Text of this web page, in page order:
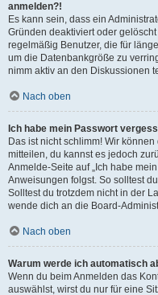
anmelden?!
Es kann sein, dass ein
Gründen deaktiviert oder
regelmäßig Benutzer, die für
um die Datenbankgröße zu
nimm aktiv an den Diskussionen
Nach oben
Ich habe mein Passwort
Das ist nicht schlimm! Wir
mitteilen, du kannst es jedoch
Anmelde-Seite auf „Ich habe
Anweisungen folgst. So solltest
Solltest du trotzdem nicht in der
wende dich an die Board-
Nach oben
Warum werde ich automatisch
Wenn du beim Anmelden das
auswählst, wirst du nur für eine